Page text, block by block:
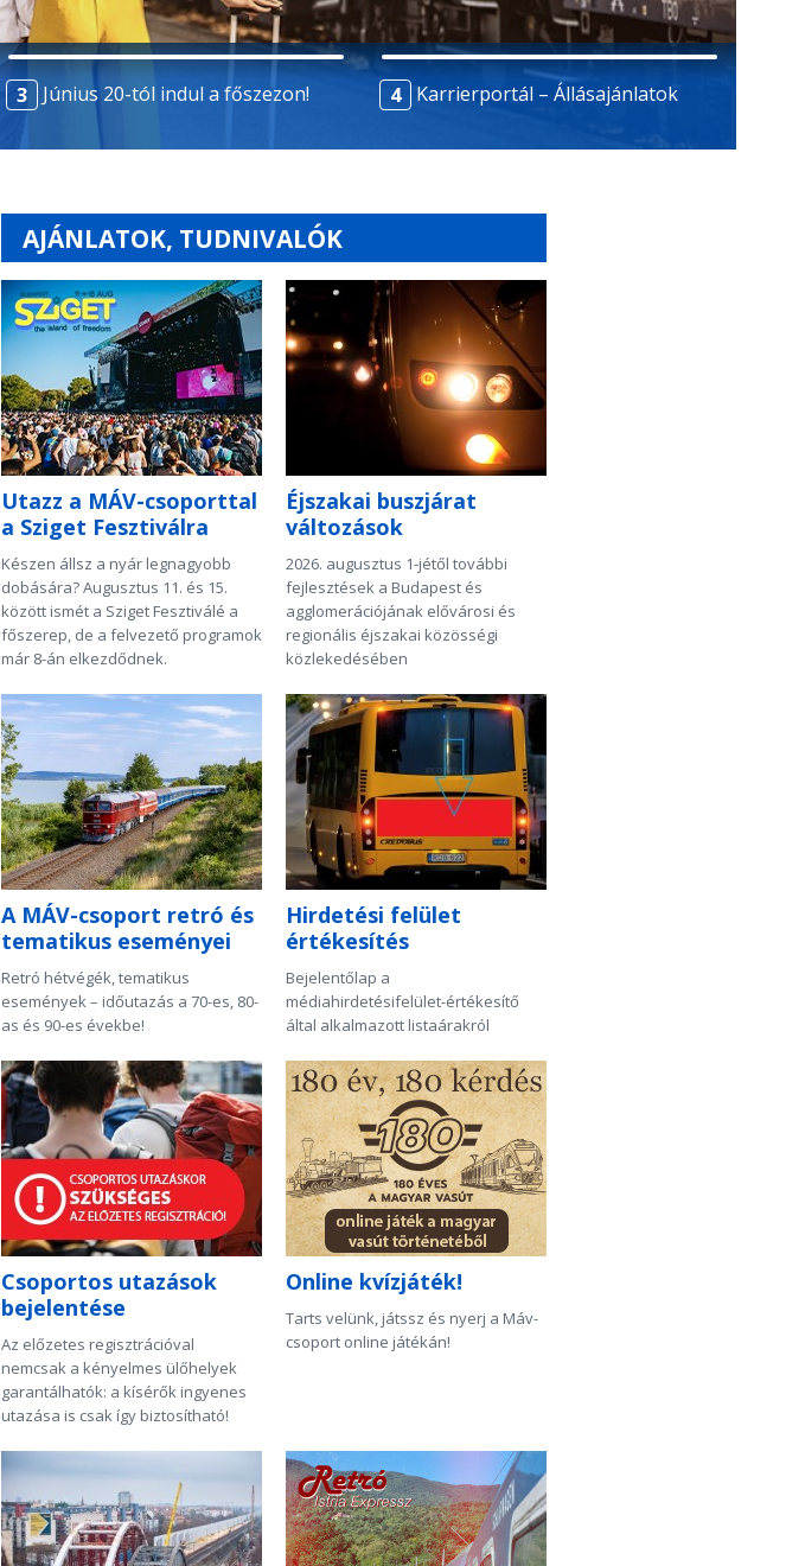
Június 20-tól indul a főszezon! Karrierportál – Állásajánlatok
AJÁNLATOK, TUDNIVALÓK
Utazz a MÁV-csoporttal
a Sziget Fesztiválra
Készen állsz a nyár legnagyobb
dobására? Augusztus 11. és 15.
között ismét a Sziget Fesztiválé a
főszerep, de a felvezető programok
már 8-án elkezdődnek.
Éjszakai buszjárat
változások
2026. augusztus 1-jétől további
fejlesztések a Budapest és
agglomerációjának elővárosi és
regionális éjszakai közösségi
közlekedésében
A MÁV-csoport retró és
tematikus eseményei
Retró hétvégék, tematikus
események – időutazás a 70-es, 80-
as és 90-es évekbe!
Hirdetési felület
értékesítés
Bejelentőlap a
médiahirdetésifelület-értékesítő
által alkalmazott listaárakról
Csoportos utazások
bejelentése
Az előzetes regisztrációval
nemcsak a kényelmes ülőhelyek
garantálhatók: a kísérők ingyenes
utazása is csak így biztosítható!
Online kvízjáték!
Tarts velünk, játssz és nyerj a Máv-
csoport online játékán!